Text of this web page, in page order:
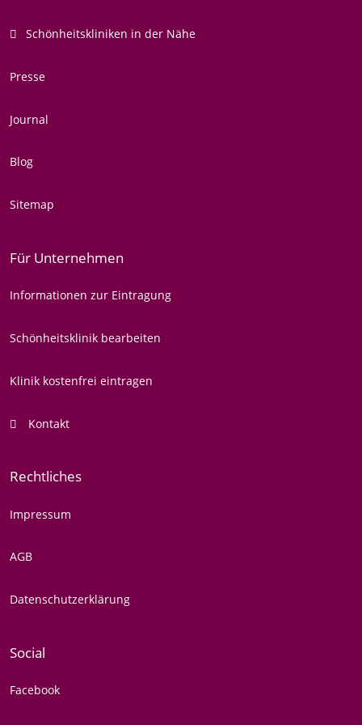
Schönheitskliniken in der Nähe
Presse
Journal
Blog
Sitemap
Für Unternehmen
Informationen zur Eintragung
Schönheitsklinik bearbeiten
Klinik kostenfrei eintragen
Kontakt
Rechtliches
Impressum
AGB
Datenschutzerklärung
Social
Facebook